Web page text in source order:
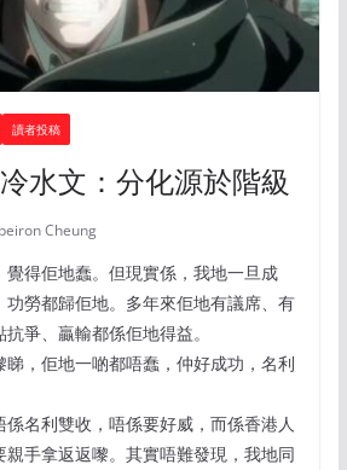
讀者投稿
水文：分化源於階級
Cheung
得佢地蠢。但現實係，我地一旦成
勞都歸佢地。多年來佢地有議席、有
爭、贏輸都係佢地得益。
，佢地一啲都唔蠢，仲好成功，名利
係名利雙收，唔係要好威，而係香港人
手拿返返嚟。其實唔難發現，我地同